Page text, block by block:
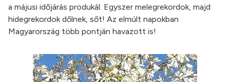
a májusi időjárás produkál. Egyszer melegrekordok, majd
hidegrekordok dőlnek, sőt! Az elmúlt napokban
Magyarország több pontján havazott is!